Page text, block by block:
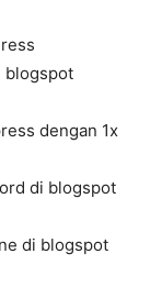
blogspot
dengan 1x
di blogspot
di blogspot